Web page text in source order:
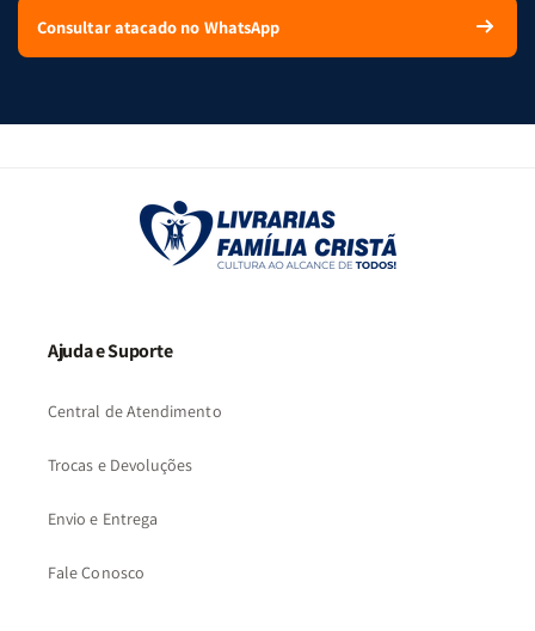
Consultar atacado no WhatsApp
Ajuda e Suporte
Central de Atendimento
Trocas e Devoluções
Envio e Entrega
Fale Conosco